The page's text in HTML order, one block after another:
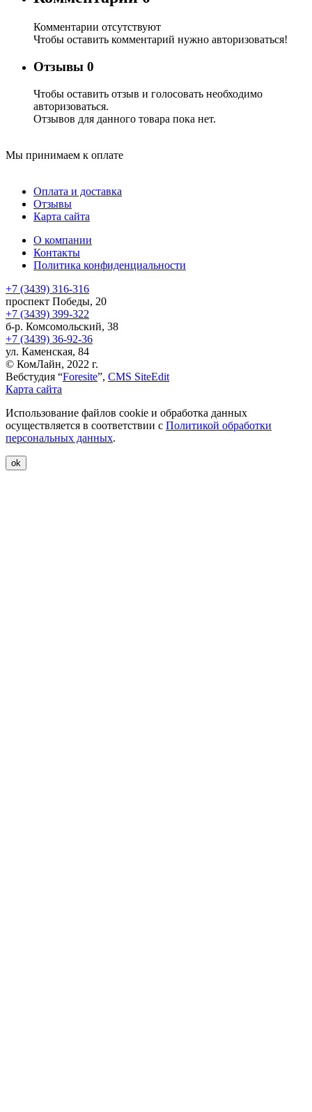
Комментарии отсутствуют
Чтобы оставить комментарий нужно авторизоваться!
Отзывы 0
Чтобы оcтавить отзыв и голосовать необходимо
авторизоваться.
Отзывов для данного товара пока нет.
Мы принимаем к оплате
Оплата и доставка
Отзывы
Карта сайта
О компании
Контакты
Политика конфиденциальности
+7 (3439) 316-316
проспект Победы, 20
+7 (3439) 399-322
б-р. Комсомольский, 38
+7 (3439) 36-92-36
ул. Каменская, 84
© КомЛайн, 2022 г.
Вебстудия “Foresite”, CMS SiteEdit
Карта сайта
Использование файлов cookie и обработка данных
осуществляется в соответствии с Политикой обработки
персональных данных.
ok